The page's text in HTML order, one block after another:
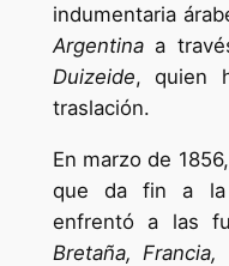
indumentaria
Argentinaa
Duizeide, quien
traslación.
En marzo de
que da fin a la
enfrentó a las
Bretaña, Francia,